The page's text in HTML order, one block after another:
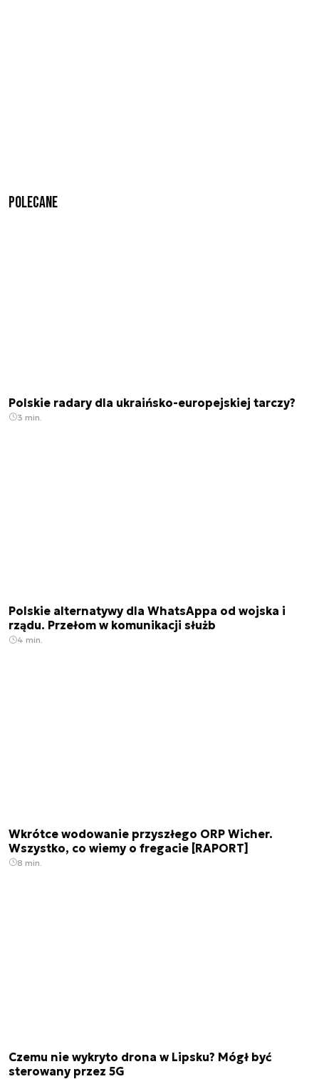
Polecane
Polskie radary dla ukraińsko-europejskiej tarczy?
3 min.
Polskie alternatywy dla WhatsAppa od wojska i
rządu. Przełom w komunikacji służb
4 min.
Wkrótce wodowanie przyszłego ORP Wicher.
Wszystko, co wiemy o fregacie [RAPORT]
8 min.
Czemu nie wykryto drona w Lipsku? Mógł być
sterowany przez 5G